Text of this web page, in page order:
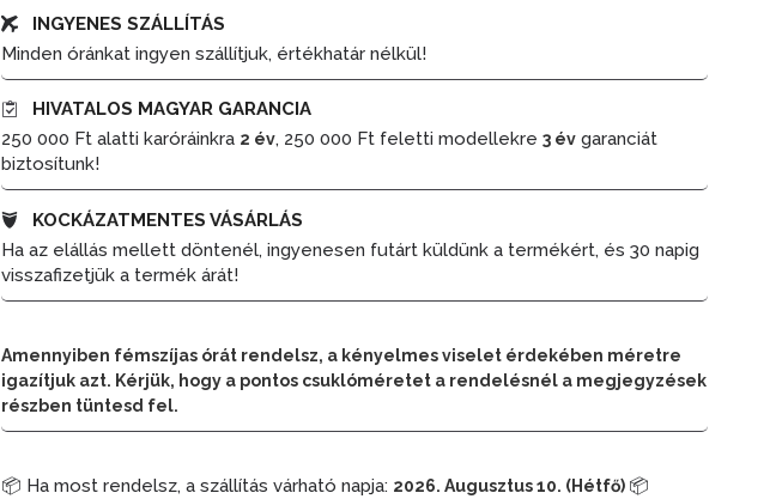
INGYENES SZÁLLÍTÁS
Minden óránkat ingyen szállítjuk, értékhatár nélkül!
HIVATALOS MAGYAR GARANCIA
250 000 Ft alatti karóráinkra 2 év, 250 000 Ft feletti modellekre 3 év garanciát
biztosítunk!
KOCKÁZATMENTES VÁSÁRLÁS
Ha az elállás mellett döntenél, ingyenesen futárt küldünk a termékért, és 30 napig
visszafizetjük a termék árát!
Amennyiben fémszíjas órát rendelsz, a kényelmes viselet érdekében méretre
igazítjuk azt. Kérjük, hogy a pontos csuklóméretet a rendelésnél a megjegyzések
részben tüntesd fel.
📦 Ha most rendelsz, a szállítás várható napja: 2026. Augusztus 10. (Hétfő) 📦